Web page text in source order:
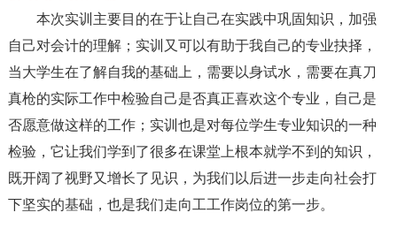
本次实训主要目的在于让自己在实践中巩固知识，加强
自己对会计的理解；实训又可以有助于我自己的专业抉择，
当大学生在了解自我的基础上，需要以身试水，需要在真刀
真枪的实际工作中检验自己是否真正喜欢这个专业，自己是
否愿意做这样的工作；实训也是对每位学生专业知识的一种
检验，它让我们学到了很多在课堂上根本就学不到的知识，
既开阔了视野又增长了见识，为我们以后进一步走向社会打
下坚实的基础，也是我们走向工工作岗位的第一步。